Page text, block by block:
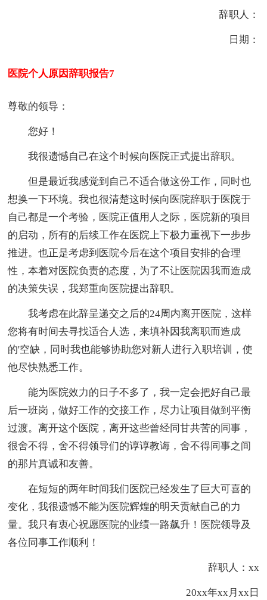
辞职人：
日期：
医院个人原因辞职报告7
尊敬的领导：
您好！
我很遗憾自己在这个时候向医院正式提出辞职。
但是最近我感觉到自己不适合做这份工作，同时也
想换一下环境。我也很清楚这时候向医院辞职于医院于
自己都是一个考验，医院正值用人之际，医院新的项目
的启动，所有的后续工作在医院上下极力重视下一步步
推进。也正是考虑到医院今后在这个项目安排的合理
性，本着对医院负责的态度，为了不让医院因我而造成
的决策失误，我郑重向医院提出辞职。
我考虑在此辞呈递交之后的24周内离开医院，这样
您将有时间去寻找适合人选，来填补因我离职而造成
的'空缺，同时我也能够协助您对新人进行入职培训，使
他尽快熟悉工作。
能为医院效力的日子不多了，我一定会把好自己最
后一班岗，做好工作的交接工作，尽力让项目做到平衡
过渡。离开这个医院，离开这些曾经同甘共苦的同事，
很舍不得，舍不得领导们的谆谆教诲，舍不得同事之间
的那片真诚和友善。
在短短的两年时间我们医院已经发生了巨大可喜的
变化，我很遗憾不能为医院辉煌的明天贡献自己的力
量。我只有衷心祝愿医院的业绩一路飙升！医院领导及
各位同事工作顺利！
辞职人：xx
20xx年xx月xx日